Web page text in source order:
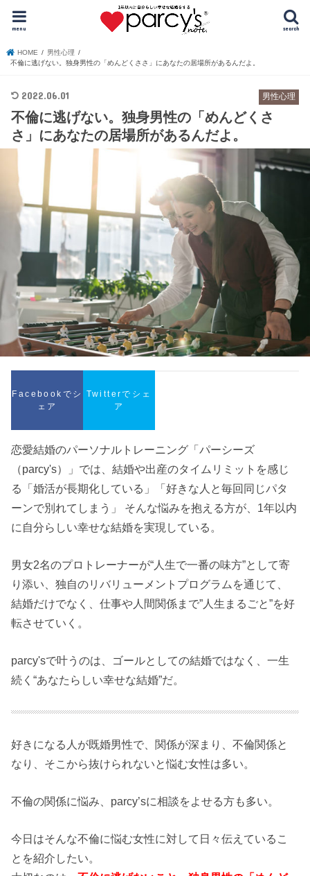
search
menu
HOME
男性心理
不倫に逃げない。独身男性の「めんどくささ」にあなたの居場所があるんだよ。
男性心理
2022.06.01
不倫に逃げない。独身男性の「めんどくさ
さ」にあなたの居場所があるんだよ。
Facebookでシ
ェア
Twitterでシェ
ア
恋愛結婚のパーソナルトレーニング「パーシーズ
（parcy's）」では、結婚や出産のタイムリミットを感じ
る「婚活が長期化している」「好きな人と毎回同じパタ
ーンで別れてしまう」 そんな悩みを抱える方が、1年以内
に自分らしい幸せな結婚を実現している。
男女2名のプロトレーナーが“人生で一番の味方”として寄
り添い、独自のリバリューメントプログラムを通じて、
結婚だけでなく、仕事や人間関係まで”人生まるごと”を好
転させていく。
parcy'sで叶うのは、ゴールとしての結婚ではなく、一生
続く“あなたらしい幸せな結婚”だ。
好きになる人が既婚男性で、関係が深まり、不倫関係と
なり、そこから抜けられないと悩む女性は多い。
不倫の関係に悩み、parcy’sに相談をよせる方も多い。
今日はそんな不倫に悩む女性に対して日々伝えているこ
とを紹介したい。